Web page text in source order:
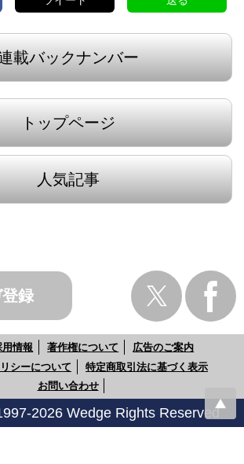
載バックナンバー
トップページ
人気記事
録
用情報 著作権について
広告のご案内
シーについて
特定商取引法に基づく表示
お問い合わせ
2026 Wedge Rights Reserved